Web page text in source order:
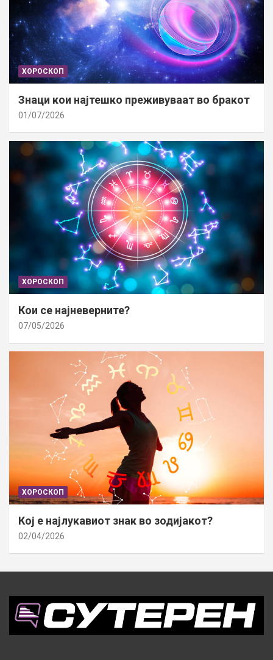
ХОРОСКОП
Знаци кои најтешко преживуваат во бракот
01/07/2026
ХОРОСКОП
Кои се најневерните?
07/05/2026
ХОРОСКОП
Кој е најлукавиот знак во зодијакот?
02/04/2026